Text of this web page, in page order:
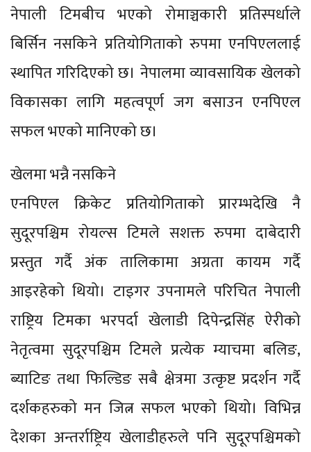
नेपाली टिमबीच भएको रोमाञ्चकारी प्रतिस्पर्धाले
बिर्सिन नसकिने प्रतियोगिताको रुपमा एनपिएललाई
स्थापित गरिदिएको छ। नेपालमा व्यावसायिक खेलको
विकासका लागि महत्वपूर्ण जग बसाउन एनपिएल
सफल भएको मानिएको छ।
खेलमा भन्नै नसकिने
एनपिएल क्रिकेट प्रतियोगिताको प्रारम्भदेखि नै
सुदूरपश्चिम रोयल्स टिमले सशक्त रुपमा दाबेदारी
प्रस्तुत गर्दै अंक तालिकामा अग्रता कायम गर्दै
आइरहेको थियो। टाइगर उपनामले परिचित नेपाली
राष्ट्रिय टिमका भरपर्दा खेलाडी दिपेन्द्रसिंह ऐरीको
नेतृत्वमा सुदूरपश्चिम टिमले प्रत्येक म्याचमा बलिङ,
ब्याटिङ तथा फिल्डिङ सबै क्षेत्रमा उत्कृष्ट प्रदर्शन गर्दै
दर्शकहरुको मन जित्न सफल भएको थियो। विभिन्न
देशका अन्तर्राष्ट्रिय खेलाडीहरुले पनि सुदूरपश्चिमको